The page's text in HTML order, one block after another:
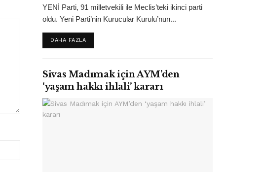
YENİ Parti, 91 milletvekili ile Meclis’teki ikinci parti
oldu. Yeni Parti’nin Kurucular Kurulu’nun...
DAHA FAZLADETAILS
Sivas Madımak için AYM’den
‘yaşam hakkı ihlali’ kararı